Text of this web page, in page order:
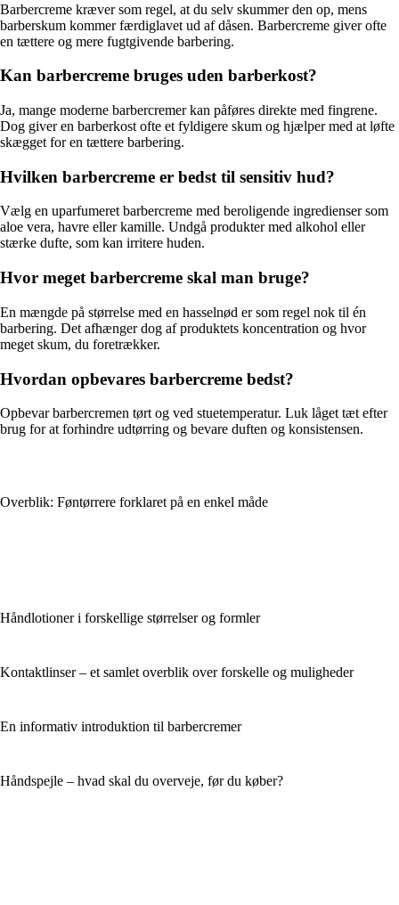
Barbercreme kræver som regel, at du selv skummer den op, mens
barberskum kommer færdiglavet ud af dåsen. Barbercreme giver ofte
en tættere og mere fugtgivende barbering.
Kan barbercreme bruges uden barberkost?
Ja, mange moderne barbercremer kan påføres direkte med fingrene.
Dog giver en barberkost ofte et fyldigere skum og hjælper med at løfte
skægget for en tættere barbering.
Hvilken barbercreme er bedst til sensitiv hud?
Vælg en uparfumeret barbercreme med beroligende ingredienser som
aloe vera, havre eller kamille. Undgå produkter med alkohol eller
stærke dufte, som kan irritere huden.
Hvor meget barbercreme skal man bruge?
En mængde på størrelse med en hasselnød er som regel nok til én
barbering. Det afhænger dog af produktets koncentration og hvor
meget skum, du foretrækker.
Hvordan opbevares barbercreme bedst?
Opbevar barbercremen tørt og ved stuetemperatur. Luk låget tæt efter
brug for at forhindre udtørring og bevare duften og konsistensen.
Overblik: Føntørrere forklaret på en enkel måde
Håndlotioner i forskellige størrelser og formler
Kontaktlinser – et samlet overblik over forskelle og muligheder
En informativ introduktion til barbercremer
Håndspejle – hvad skal du overveje, før du køber?